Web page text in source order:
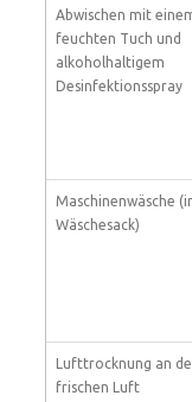
Abwischen mit
feuchten Tuch und
alkoholhaltigem
Desinfektionsspray
Maschinenwäsche
Wäschesack)
Lufttrocknung an
frischen Luft